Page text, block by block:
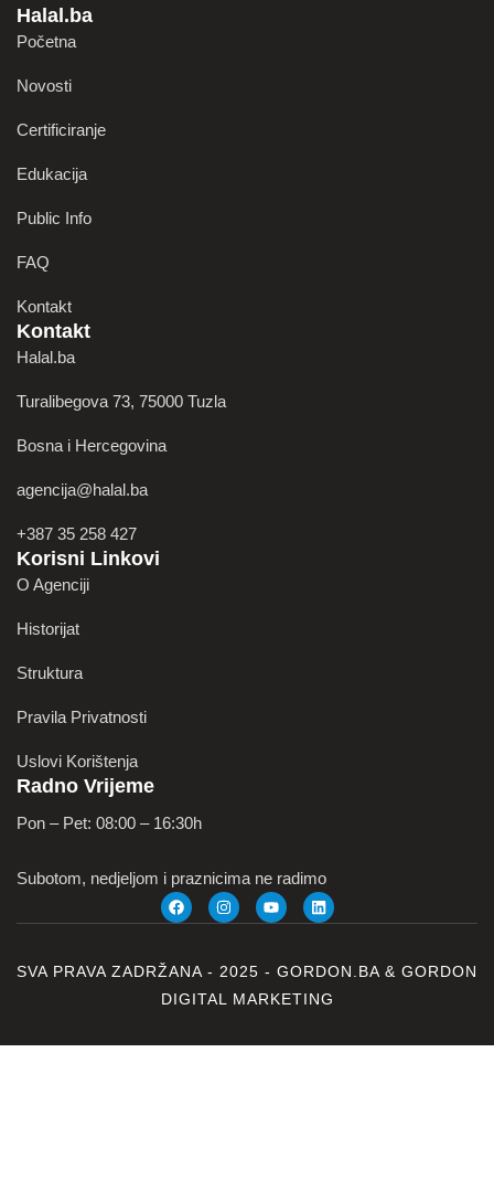
Halal.ba
Početna
Novosti
Certificiranje
Edukacija
Public Info
FAQ
Kontakt
Kontakt
Halal.ba
Turalibegova 73, 75000 Tuzla
Bosna i Hercegovina
agencija@halal.ba
+387 35 258 427
Korisni Linkovi
O Agenciji
Historijat
Struktura
Pravila Privatnosti
Uslovi Korištenja
Radno Vrijeme
Pon – Pet: 08:00 – 16:30h
Subotom, nedjeljom i praznicima ne radimo
SVA PRAVA ZADRŽANA - 2025 - GORDON.BA & GORDON
DIGITAL MARKETING